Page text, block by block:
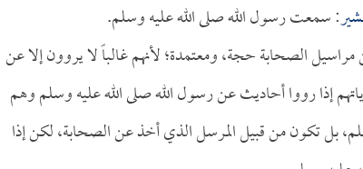
: سمعت رسول الله صلى الله عليه وسلم.
الصحابة حجة، ومعتمدة؛ لأنهم غالباً لا يروون إلا عن
إذا رووا أحاديث عن رسول الله صلى الله عليه وسلم وهم
بل تكون من قبيل المرسل الذي أخذ عن الصحابة، لكن إذا